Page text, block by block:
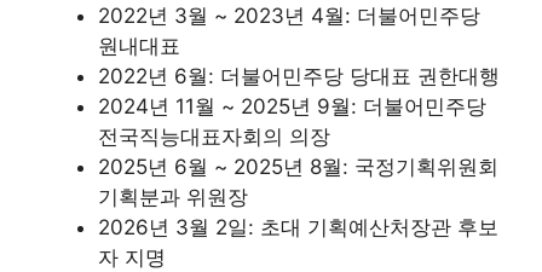
2022년 3월 ~ 2023년 4월: 더불어민주당
원내대표
2022년 6월: 더불어민주당 당대표 권한대행
2024년 11월 ~ 2025년 9월: 더불어민주당
전국직능대표자회의 의장
2025년 6월 ~ 2025년 8월: 국정기획위원회
기획분과 위원장
2026년 3월 2일: 초대 기획예산처장관 후보
자 지명